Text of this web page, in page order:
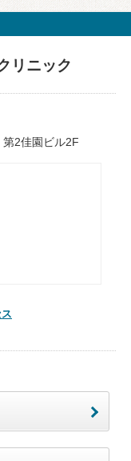
リニック
2佳園ビル2F